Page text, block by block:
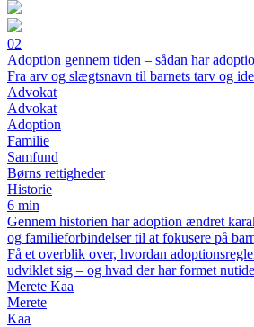
02
Adoption gennem tiden – sådan har
Fra arv og slægtsnavn til barnets tarv og
Advokat
Advokat
Adoption
Familie
Samfund
Børns rettigheder
Historie
6 min
Gennem historien har adoption ændret
og familieforbindelser til at fokusere på
Få et overblik over, hvordan
udviklet sig – og hvad der har formet
Merete Kaa
Merete
Kaa